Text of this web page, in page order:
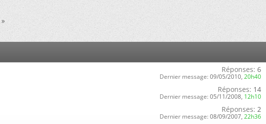
»
Réponses: 6
Dernier message: 09/05/2010, 20h40
Réponses: 14
Dernier message: 05/11/2008, 12h10
Réponses: 2
Dernier message: 08/09/2007, 22h36